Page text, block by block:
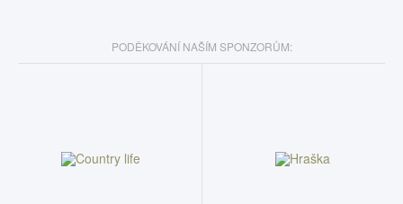
PODĚKOVÁNÍ NAŠÍM SPONZORŮM: